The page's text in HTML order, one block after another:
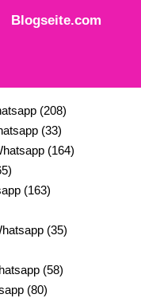
Blogseite.com
(208)
(33)
(164)
(163)
(35)
(58)
(80)